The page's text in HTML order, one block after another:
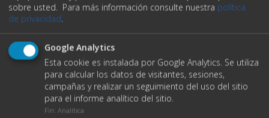
VER DATOS DE CONTACTO
sobre usted. Para más información consulte nuestra política
de privacidad.
Google Analytics
Esta cookie es instalada por Google Analytics. Se utiliza
para calcular los datos de visitantes, sesiones,
campañas y realizar un seguimiento del uso del sitio
para el informe analítico del sitio.
Fin: Analítica